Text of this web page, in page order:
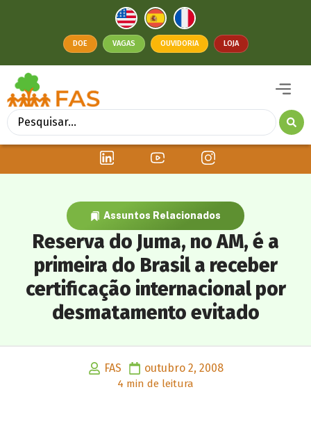
DOE VAGAS OUVIDORIA LOJA
Assuntos Relacionados
Reserva do Juma, no AM, é a
primeira do Brasil a receber
certificação internacional por
desmatamento evitado
FAS outubro 2, 2008
4 min de leitura